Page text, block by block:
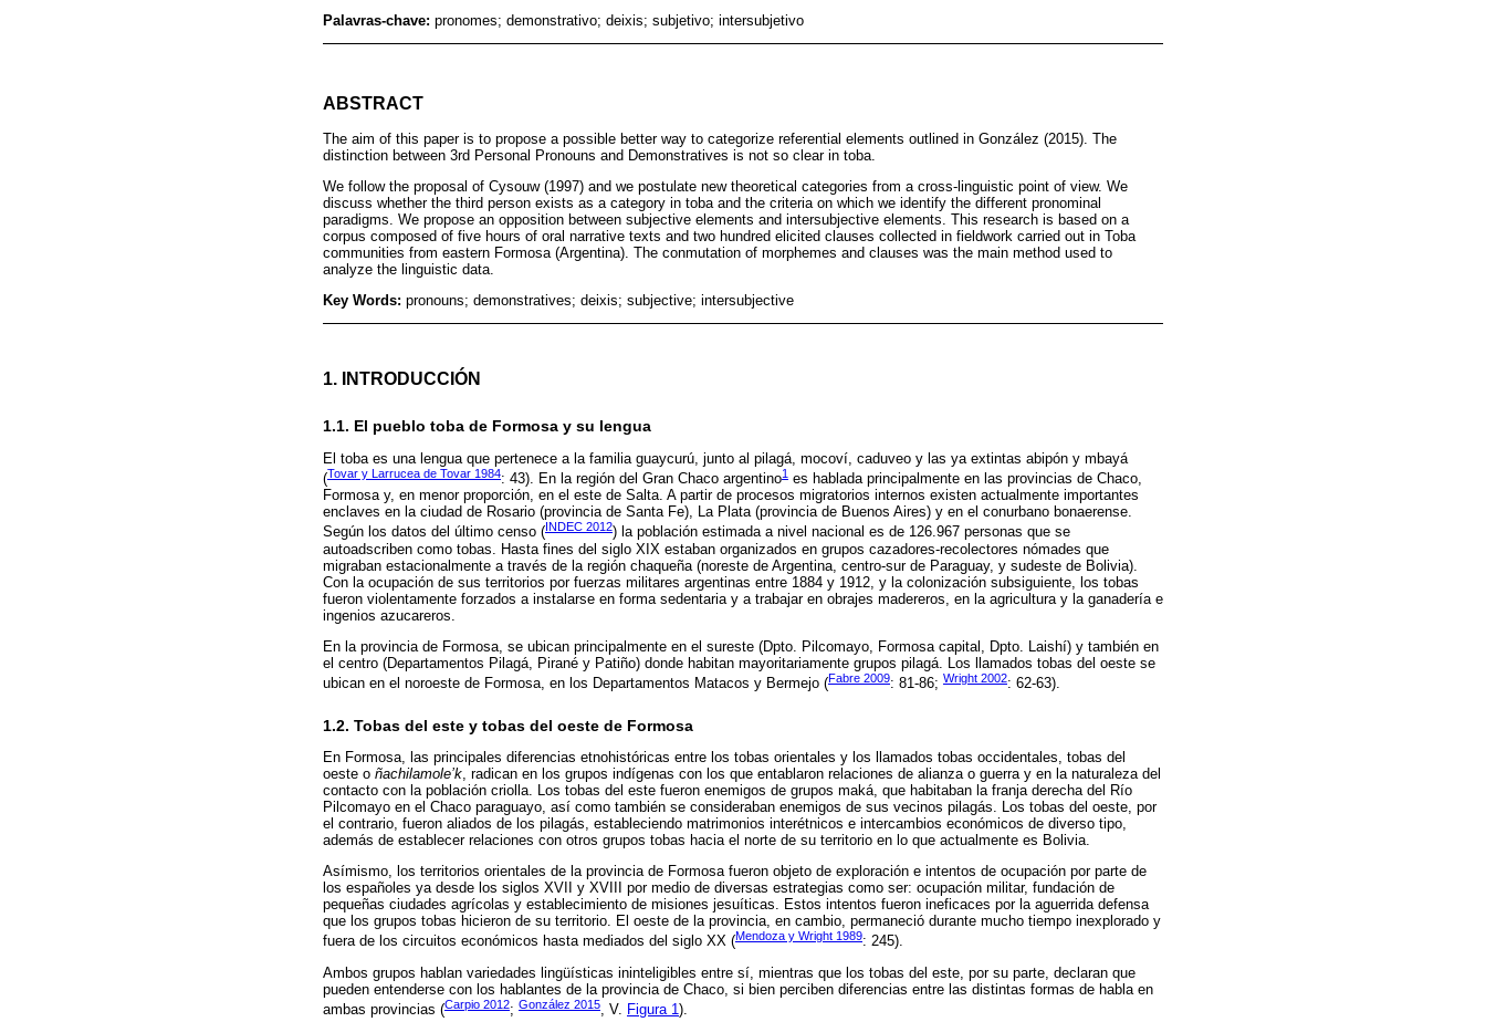
Palavras-chave: pronomes; demonstrativo; deixis; subjetivo; intersubjetivo
ABSTRACT
The aim of this paper is to propose a possible better way to categorize referential elements outlined in González (2015). The
distinction between 3rd Personal Pronouns and Demonstratives is not so clear in toba.
We follow the proposal of Cysouw (1997) and we postulate new theoretical categories from a cross-linguistic point of view. We
discuss whether the third person exists as a category in toba and the criteria on which we identify the different pronominal
paradigms. We propose an opposition between subjective elements and intersubjective elements. This research is based on a
corpus composed of five hours of oral narrative texts and two hundred elicited clauses collected in fieldwork carried out in Toba
communities from eastern Formosa (Argentina). The conmutation of morphemes and clauses was the main method used to
analyze the linguistic data.
Key Words: pronouns; demonstratives; deixis; subjective; intersubjective
1. INTRODUCCIÓN
1.1. El pueblo toba de Formosa y su lengua
El toba es una lengua que pertenece a la familia guaycurú, junto al pilagá, mocoví, caduveo y las ya extintas abipón y mbayá
(Tovar y Larrucea de Tovar 1984: 43). En la región del Gran Chaco argentino1 es hablada principalmente en las provincias de Chaco,
Formosa y, en menor proporción, en el este de Salta. A partir de procesos migratorios internos existen actualmente importantes
enclaves en la ciudad de Rosario (provincia de Santa Fe), La Plata (provincia de Buenos Aires) y en el conurbano bonaerense.
Según los datos del último censo (INDEC 2012) la población estimada a nivel nacional es de 126.967 personas que se
autoadscriben como tobas. Hasta fines del siglo XIX estaban organizados en grupos cazadores-recolectores nómades que
migraban estacionalmente a través de la región chaqueña (noreste de Argentina, centro-sur de Paraguay, y sudeste de Bolivia).
Con la ocupación de sus territorios por fuerzas militares argentinas entre 1884 y 1912, y la colonización subsiguiente, los tobas
fueron violentamente forzados a instalarse en forma sedentaria y a trabajar en obrajes madereros, en la agricultura y la ganadería e
ingenios azucareros.
En la provincia de Formosa, se ubican principalmente en el sureste (Dpto. Pilcomayo, Formosa capital, Dpto. Laishí) y también en
el centro (Departamentos Pilagá, Pirané y Patiño) donde habitan mayoritariamente grupos pilagá. Los llamados tobas del oeste se
ubican en el noroeste de Formosa, en los Departamentos Matacos y Bermejo (Fabre 2009: 81-86; Wright 2002: 62-63).
1.2. Tobas del este y tobas del oeste de Formosa
En Formosa, las principales diferencias etnohistóricas entre los tobas orientales y los llamados tobas occidentales, tobas del
oeste o ñachilamole’k, radican en los grupos indígenas con los que entablaron relaciones de alianza o guerra y en la naturaleza del
contacto con la población criolla. Los tobas del este fueron enemigos de grupos maká, que habitaban la franja derecha del Río
Pilcomayo en el Chaco paraguayo, así como también se consideraban enemigos de sus vecinos pilagás. Los tobas del oeste, por
el contrario, fueron aliados de los pilagás, estableciendo matrimonios interétnicos e intercambios económicos de diverso tipo,
además de establecer relaciones con otros grupos tobas hacia el norte de su territorio en lo que actualmente es Bolivia.
Asímismo, los territorios orientales de la provincia de Formosa fueron objeto de exploración e intentos de ocupación por parte de
los españoles ya desde los siglos XVII y XVIII por medio de diversas estrategias como ser: ocupación militar, fundación de
pequeñas ciudades agrícolas y establecimiento de misiones jesuíticas. Estos intentos fueron ineficaces por la aguerrida defensa
que los grupos tobas hicieron de su territorio. El oeste de la provincia, en cambio, permaneció durante mucho tiempo inexplorado y
fuera de los circuitos económicos hasta mediados del siglo XX (Mendoza y Wright 1989: 245).
Ambos grupos hablan variedades lingüísticas ininteligibles entre sí, mientras que los tobas del este, por su parte, declaran que
pueden entenderse con los hablantes de la provincia de Chaco, si bien perciben diferencias entre las distintas formas de habla en
ambas provincias (Carpio 2012; González 2015, V. Figura 1).